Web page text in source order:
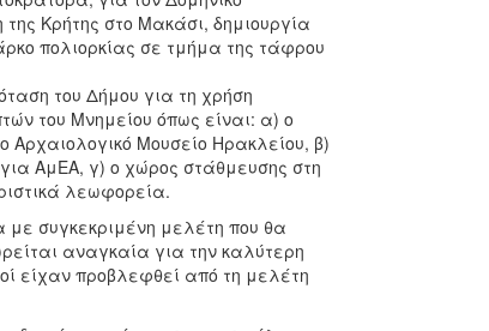
Κρήτης στο Μακάσι, δημιουργία
πολιορκίας σε τμήμα της τάφρου
του Δήμου για τη χρήση
του Μνημείου όπως είναι: α) ο
Μουσείο Ηρακλείου, β)
ΑμΕΑ, γ) ο χώρος στάθμευσης στη
λεωφορεία.
συγκεκριμένη μελέτη που θα
αναγκαία για την καλύτερη
είχαν προβλεφθεί από τη μελέτη